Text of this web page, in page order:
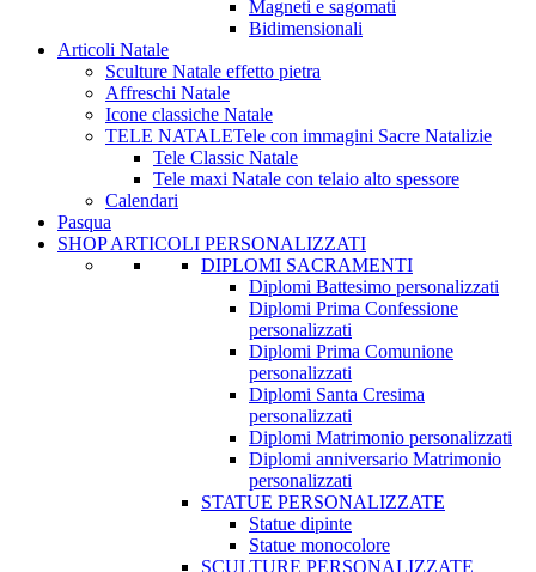
Magneti e sagomati
Bidimensionali
Articoli Natale
Sculture Natale effetto pietra
Affreschi Natale
Icone classiche Natale
TELE NATALETele con immagini Sacre Natalizie
Tele Classic Natale
Tele maxi Natale con telaio alto spessore
Calendari
Pasqua
SHOP ARTICOLI PERSONALIZZATI
DIPLOMI SACRAMENTI
Diplomi Battesimo personalizzati
Diplomi Prima Confessione
personalizzati
Diplomi Prima Comunione
personalizzati
Diplomi Santa Cresima
personalizzati
Diplomi Matrimonio personalizzati
Diplomi anniversario Matrimonio
personalizzati
STATUE PERSONALIZZATE
Statue dipinte
Statue monocolore
SCULTURE PERSONALIZZATE